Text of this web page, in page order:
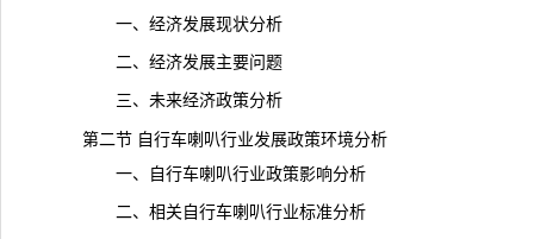
一、经济发展现状分析
二、经济发展主要问题
三、未来经济政策分析
第二节 自行车喇叭行业发展政策环境分析
一、自行车喇叭行业政策影响分析
二、相关自行车喇叭行业标准分析